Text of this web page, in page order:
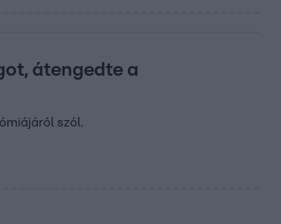
átengedte a
szól.